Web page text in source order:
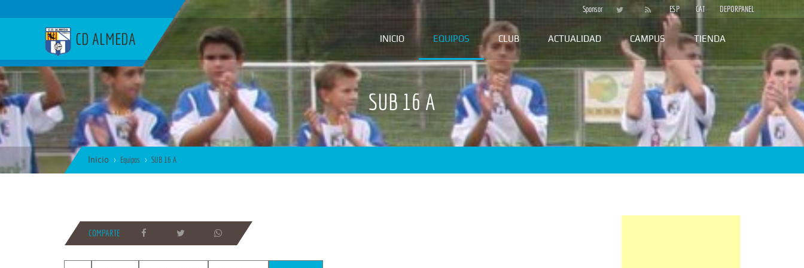
Sponsor ESP CAT DEPORPANEL
CD ALMEDA INICIO EQUIPOS CLUB ACTUALIDAD CAMPUS TIENDA
SUB 16 A
Inicio Equipos SUB 16 A
COMPARTE